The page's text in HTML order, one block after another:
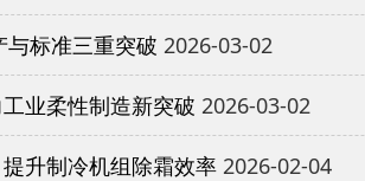
标准三重突破 2026-03-02
业柔性制造新突破 2026-03-02
升制冷机组除霜效率 2026-02-04